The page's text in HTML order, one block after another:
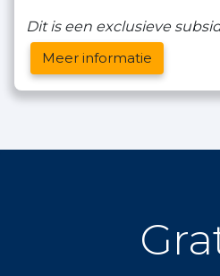
Dit is een exclusieve
Meer informatie